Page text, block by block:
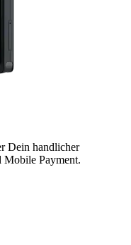
Dein handlicher
Mobile Payment.